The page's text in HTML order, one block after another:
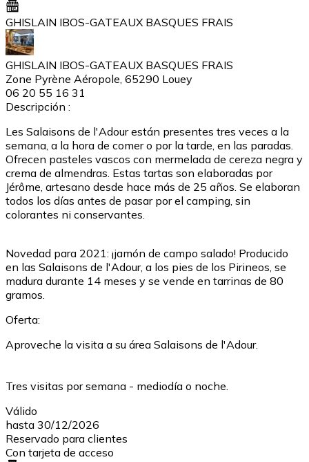
GHISLAIN IBOS-GATEAUX BASQUES FRAIS
GHISLAIN IBOS-GATEAUX BASQUES FRAIS
Zone Pyrène Aéropole, 65290 Louey
06 20 55 16 31
Descripción :
Les Salaisons de l'Adour están presentes tres veces a la
semana, a la hora de comer o por la tarde, en las paradas.
Ofrecen pasteles vascos con mermelada de cereza negra y
crema de almendras. Estas tartas son elaboradas por
Jérôme, artesano desde hace más de 25 años. Se elaboran
todos los días antes de pasar por el camping, sin
colorantes ni conservantes.
Novedad para 2021: ¡jamón de campo salado! Producido
en las Salaisons de l'Adour, a los pies de los Pirineos, se
madura durante 14 meses y se vende en tarrinas de 80
gramos.
Oferta:
Aproveche la visita a su área Salaisons de l'Adour.
Tres visitas por semana - mediodía o noche.
Válido
hasta 30/12/2026
Reservado para clientes
Con tarjeta de acceso